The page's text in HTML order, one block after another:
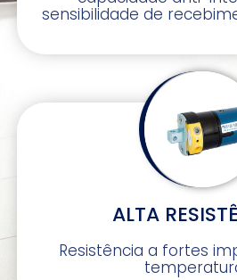
sensibilidade de
ALTA
Resistência a fortes